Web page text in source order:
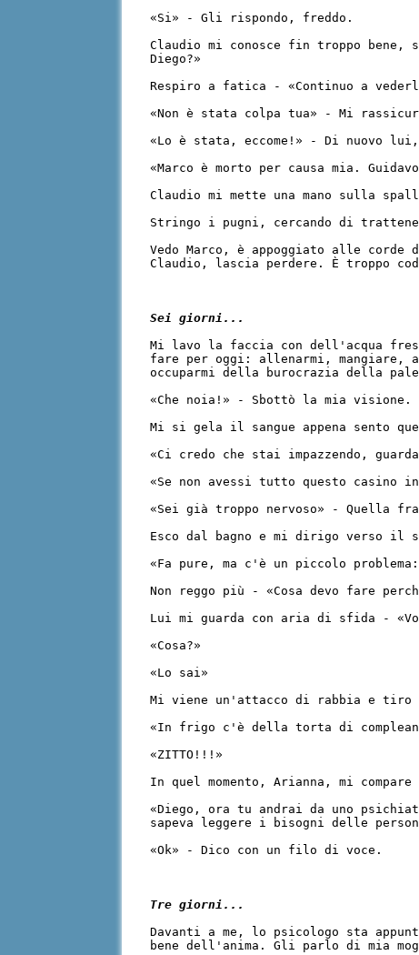
«Si» - Gli rispondo, freddo.
Claudio mi conosce fin troppo bene,
Diego?»
Respiro a fatica - «Continuo a
«Non è stata colpa tua» - Mi
«Lo è stata, eccome!» - Di nuovo
«Marco è morto per causa mia.
Claudio mi mette una mano sulla
Stringo i pugni, cercando di
Vedo Marco, è appoggiato alle
Claudio, lascia perdere. È troppo
Sei giorni...
Mi lavo la faccia con dell'acqua
fare per oggi: allenarmi, mangiare,
occuparmi della burocrazia della
«Che noia!» - Sbottò la mia visione.
Mi si gela il sangue appena sento
«Ci credo che stai impazzendo,
«Se non avessi tutto questo casino
«Sei già troppo nervoso» - Quella
Esco dal bagno e mi dirigo verso il
«Fa pure, ma c'è un piccolo
Non reggo più - «Cosa devo fare
Lui mi guarda con aria di sfida -
«Cosa?»
«Lo sai»
Mi viene un'attacco di rabbia e tiro
«In frigo c'è della torta di
«ZITTO!!!»
In quel momento, Arianna, mi
«Diego, ora tu andrai da uno
sapeva leggere i bisogni delle
«Ok» - Dico con un filo di voce.
Tre giorni...
Davanti a me, lo psicologo sta
bene dell'anima. Gli parlo di mia